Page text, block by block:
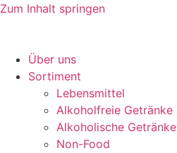
Zum Inhalt springen
Über uns
Sortiment
Lebensmittel
Alkoholfreie Getränke
Alkoholische Getränke
Non-Food